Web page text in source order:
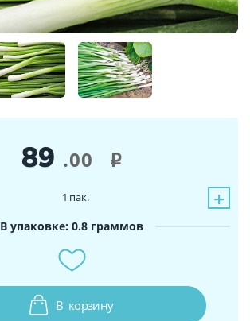
89 .00 i
+
1 пак.
В упаковке: 0.8 граммов
В корзину